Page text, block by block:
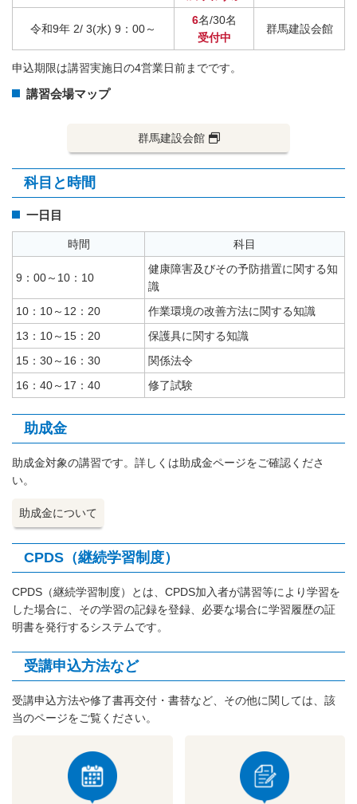
令和9年 2/ 3(水) 9：00～
6名/30名
受付中
群馬建設会館
申込期限は講習実施日の4営業日前までです。
講習会場マップ
群馬建設会館
科目と時間
一日目
時間 科目
9：00～10：10
健康障害及びその予防措置に関する知
識
10：10～12：20
作業環境の改善方法に関する知識
13：10～15：20
保護具に関する知識
15：30～16：30
関係法令
16：40～17：40
修了試験
助成金
助成金対象の講習です。詳しくは助成金ページをご確認くださ
い。
助成金について
CPDS（継続学習制度）
CPDS（継続学習制度）とは、CPDS加入者が講習等により学習を
した場合に、その学習の記録を登録、必要な場合に学習履歴の証
明書を発行するシステムです。
受講申込方法など
受講申込方法や修了書再交付・書替など、その他に関しては、該
当のページをご覧ください。